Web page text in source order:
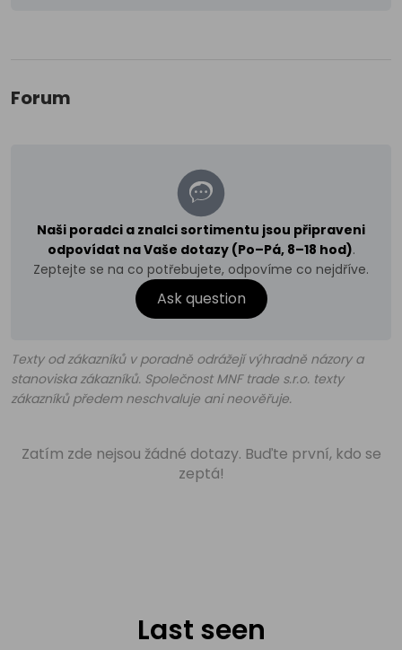
Forum
Naši poradci a znalci sortimentu jsou připraveni
odpovídat na Vaše dotazy (Po–Pá, 8–18 hod).
Zeptejte se na co potřebujete, odpovíme co nejdříve.
Ask question
Texty od zákazníků v poradně odrážejí výhradně názory a
stanoviska zákazníků. Společnost MNF trade s.r.o. texty
zákazníků předem neschvaluje ani neověřuje.
Zatím zde nejsou žádné dotazy. Buďte první, kdo se
zeptá!
Last seen